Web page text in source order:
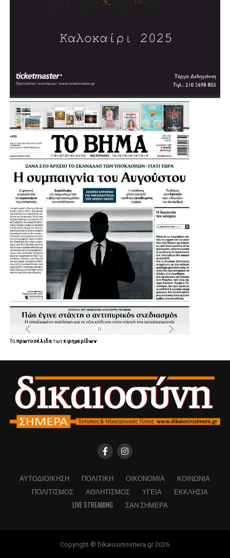
Ταπρωτοσέλιδατωνεφημερίδων
ΑΥΤΟΔΙΟΊΚΗΣΗ ΠΟΛΙΤΙΚΉ ΟΙΚΟΝΟΜΊΑ
ΚΟΙΝΩΝΊΑ
ΠΟΛΙΤΙΣΜΌΣ
ΑΘΛΗΤΙΣΜΌΣ ΥΓΕΊΑ
ΕΚΚΛΗΣΊΑ
LIVE STREAMING
ΣΑΝ ΣΉΜΕΡΑ
Copyright © Dikaiosinisimera.gr 2026